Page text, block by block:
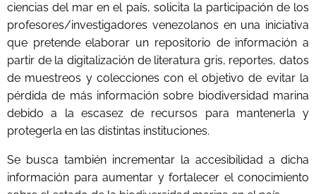
ciencias del mar en el país, solicita la participación de los
profesores/investigadores venezolanos en una iniciativa
que pretende elaborar un repositorio de información a
partir de la digitalización de literatura gris, reportes, datos
de muestreos y colecciones con el objetivo de evitar la
pérdida de más información sobre biodiversidad marina
debido a la escasez de recursos para mantenerla y
protegerla en las distintas instituciones.
Se busca también incrementar la accesibilidad a dicha
información para aumentar y fortalecer el conocimiento